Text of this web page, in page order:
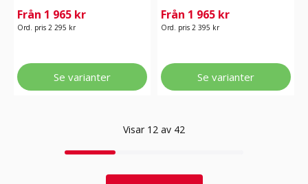
Från 1 965 kr
Ord. pris 2 295 kr
Se varianter
Från 1 965 kr
Ord. pris 2 395 kr
Se varianter
Visar 12 av 42